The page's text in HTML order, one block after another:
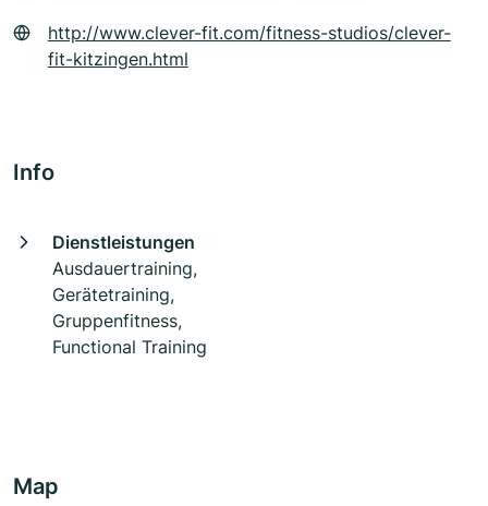
http://www.clever-fit.com/fitness-studios/clever-
fit-kitzingen.html
Info
Dienstleistungen
Ausdauertraining,
Gerätetraining,
Gruppenfitness,
Functional Training
Map